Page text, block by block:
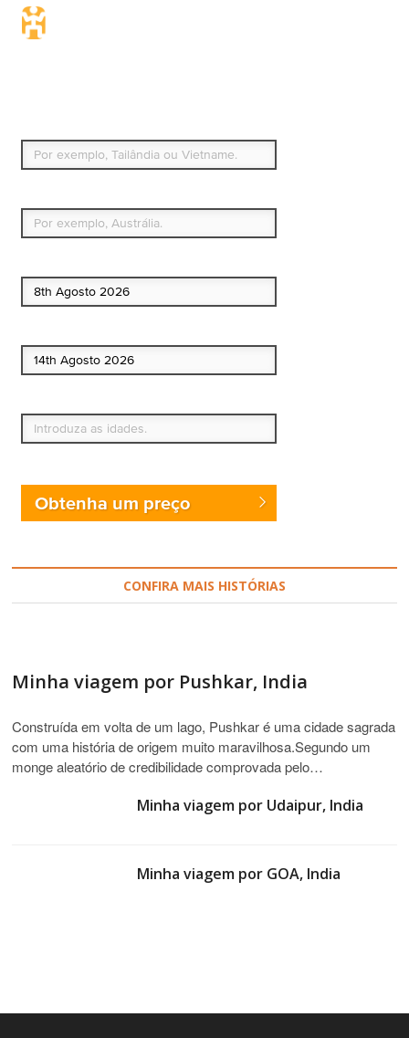
Obtenha um preço
CONFIRA MAIS HISTÓRIAS
Minha viagem por Pushkar, India
Construída em volta de um lago, Pushkar é uma cidade sagrada
com uma história de origem muito maravilhosa.Segundo um
monge aleatório de credibilidade comprovada pelo…
Minha viagem por Udaipur, India
Minha viagem por GOA, India